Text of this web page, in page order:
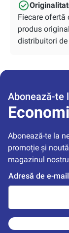
Fiecare ofertă
produs
distribuitori de
Abonează-te
Abonează-te la
promoție și
magazinul
Adresă de e-